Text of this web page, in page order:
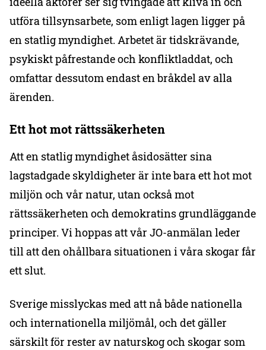
utföra tillsynsarbete, som enligt lagen ligger på
en statlig myndighet. Arbetet är tidskrävande,
psykiskt påfrestande och konfliktladdat, och
omfattar dessutom endast en bråkdel av alla
ärenden.
Ett hot mot rättssäkerheten
Att en statlig myndighet åsidosätter sina
lagstadgade skyldigheter är inte bara ett hot mot
miljön och vår natur, utan också mot
rättssäkerheten och demokratins grundläggande
principer. Vi hoppas att vår JO-anmälan leder
till att den ohållbara situationen i våra skogar får
ett slut.
Sverige misslyckas med att nå både nationella
och internationella miljömål, och det gäller
särskilt för rester av naturskog och skogar som